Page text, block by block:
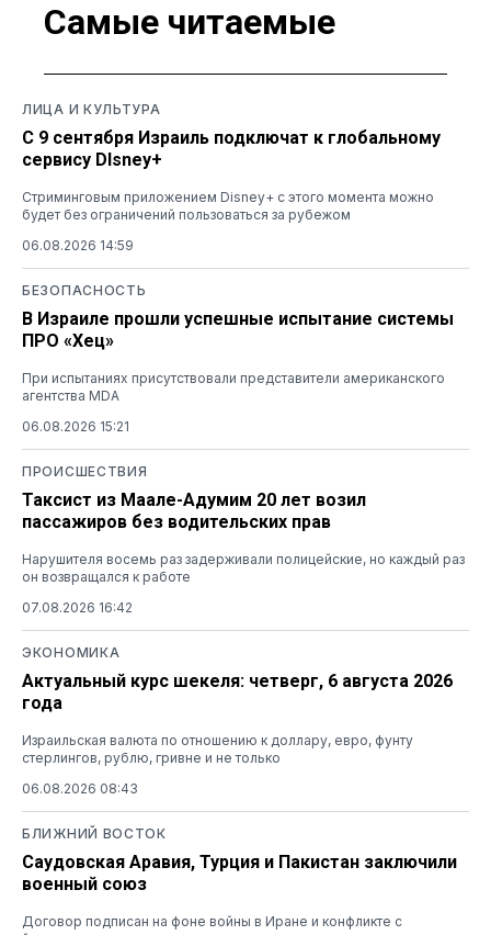
Самые читаемые
ЛИЦА И КУЛЬТУРА
С 9 сентября Израиль подключат к глобальному
сервису DIsney+
Стриминговым приложением Disney+ с этого момента можно
будет без ограничений пользоваться за рубежом
06.08.2026 14:59
БЕЗОПАСНОСТЬ
В Израиле прошли успешные испытание системы
ПРО «Хец»
При испытаниях присутствовали представители американского
агентства MDA
06.08.2026 15:21
ПРОИСШЕСТВИЯ
Таксист из Маале-Адумим 20 лет возил
пассажиров без водительских прав
Нарушителя восемь раз задерживали полицейские, но каждый раз
он возвращался к работе
07.08.2026 16:42
ЭКОНОМИКА
Актуальный курс шекеля: четверг, 6 августа 2026
года
Израильская валюта по отношению к доллару, евро, фунту
стерлингов, рублю, гривне и не только
06.08.2026 08:43
БЛИЖНИЙ ВОСТОК
Саудовская Аравия, Турция и Пакистан заключили
военный союз
Договор подписан на фоне войны в Иране и конфликте с